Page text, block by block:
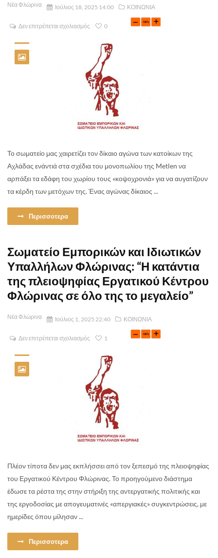
Νέα Φλώρινα Ιούλιος 18, 2025 14:00 ΚΟΙΝΩΝΙΑ
Δεν επιτρέπεται σχολιασμός 0
Το σωματείο μας χαιρετίζει τον δίκαιο αγώνα των κατοίκων της
Αχλάδας ενάντιά στα σχέδια του μονοπωλίου της Metlen να
αρπάξει τα εδάφη του χωρίου τους «κοψοχρονιά» για να αυγατίζουν
τα κέρδη των μετόχων της. Ένας αγώνας δίκαιος ...
Περισσοτερα
Σωματείο Εμπορικών και Ιδιωτικών
Υπαλλήλων Φλώρινας: “Η κατάντια
της πλειοψηφίας Εργατικού Κέντρου
Φλώρινας σε όλο της το μεγαλείο”
Νέα Φλώρινα Ιούλιος 1, 2025 22:40 ΚΟΙΝΩΝΙΑ
Δεν επιτρέπεται σχολιασμός 1
Πλέον τίποτα δεν μας εκπλήσσει από τον ξεπεσμό της πλειοψηφίας
του Εργατικού Κέντρου Φλώρινας. Το προηγούμενο διάστημα
έδωσε τα ρέστα της στην στήριξη της αντεργατικής πολιτικής και
της εργοδοσίας με απογευματινές «απεργιακές» συγκεντρώσεις, με
ημερίδες όπου μίλησαν ...
Περισσοτερα